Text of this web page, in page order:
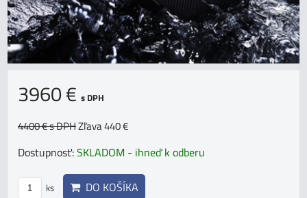
3960 € s DPH
4400 €s DPHZľava 440 €
Dostupnosť:SKLADOM - ihneď k odberu
ks DO KOŠÍKA